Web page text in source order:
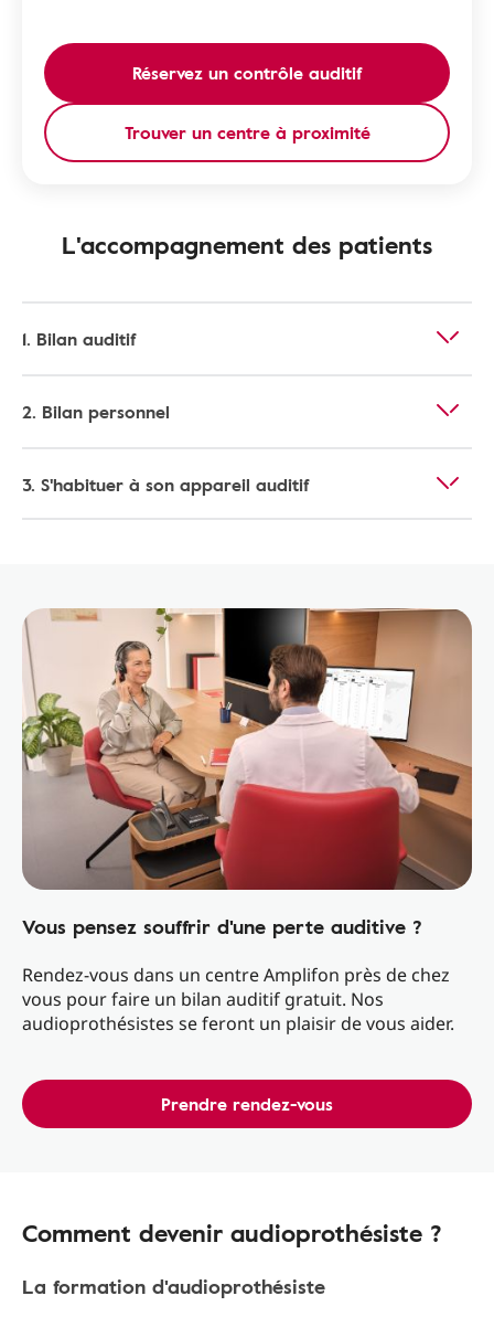
Réservez un contrôle auditif
Trouver un centre à proximité
L'accompagnement des patients
1. Bilan auditif
2. Bilan personnel
3. S'habituer à son appareil auditif
Vous pensez souffrir d'une perte auditive ?
Rendez-vous dans un centre Amplifon près de chez
vous pour faire un bilan auditif gratuit. Nos
audioprothésistes se feront un plaisir de vous aider.
Prendre rendez-vous
Comment devenir audioprothésiste ?
La formation d'audioprothésiste